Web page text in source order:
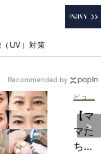
UV）対策
【マ
マた
ちの
Recommended by